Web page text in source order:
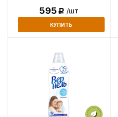
595Р /шт
КУПИТЬ